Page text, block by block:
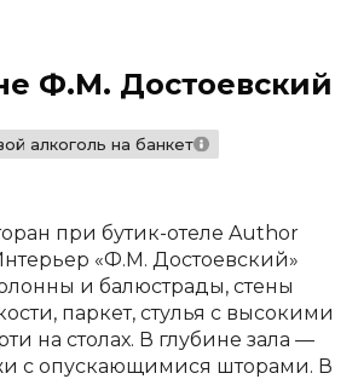
Ф.М. Достоевский
алкоголь на банкет
при бутик-отеле Author
«Ф.М. Достоевский»
и балюстрады, стены
паркет, стулья с высокими
на столах. В глубине зала —
с опускающимися шторами. В